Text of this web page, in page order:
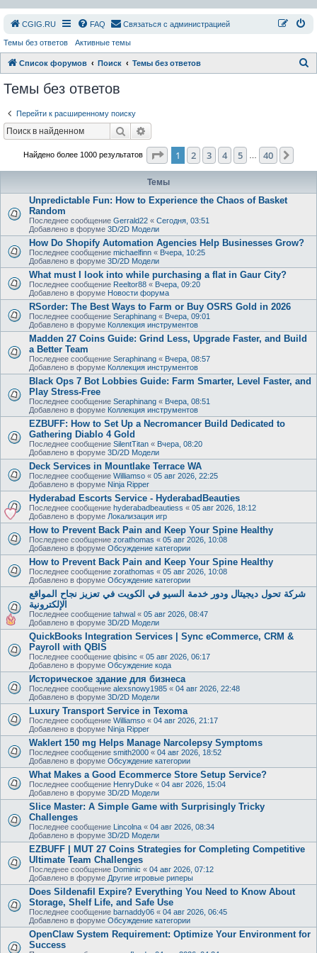
СGIG.RU FAQ Связаться с администрацией
Темы без ответов Активные темы
Список форумов Поиск Темы без ответов
Темы без ответов
Перейти к расширенному поиску
Поиск
Найдено более 1000 результатов Страница из 40
1 2 3 4 5 40
Темы
Unpredictable Fun: How to Experience the Chaos of Basket
Random
Последнее сообщение Gerrald22 « Сегодня, 03:51
Добавлено в форуме 3D/2D Модели
How Do Shopify Automation Agencies Help Businesses Grow?
Последнее сообщение michaelfinn « Вчера, 10:25
Добавлено в форуме 3D/2D Модели
What must I look into while purchasing a flat in Gaur City?
Последнее сообщение Reeltor88 « Вчера, 09:20
Добавлено в форуме Новости форума
RSorder: The Best Ways to Farm or Buy OSRS Gold in 2026
Последнее сообщение Seraphinang « Вчера, 09:01
Добавлено в форуме Коллекция инструментов
Madden 27 Coins Guide: Grind Less, Upgrade Faster, and Build
a Better Team
Последнее сообщение Seraphinang « Вчера, 08:57
Добавлено в форуме Коллекция инструментов
Black Ops 7 Bot Lobbies Guide: Farm Smarter, Level Faster, and
Play Stress-Free
Последнее сообщение Seraphinang « Вчера, 08:51
Добавлено в форуме Коллекция инструментов
EZBUFF: How to Set Up a Necromancer Build Dedicated to
Gathering Diablo 4 Gold
Последнее сообщение SilentTitan « Вчера, 08:20
Добавлено в форуме 3D/2D Модели
Deck Services in Mountlake Terrace WA
Последнее сообщение Williamso « 05 авг 2026, 22:25
Добавлено в форуме Ninja Ripper
Hyderabad Escorts Service - HyderabadBeauties
Последнее сообщение hyderabadbeautiess « 05 авг 2026, 18:12
Добавлено в форуме Локализация игр
How to Prevent Back Pain and Keep Your Spine Healthy
Последнее сообщение zorathomas « 05 авг 2026, 10:08
Добавлено в форуме Обсуждение категории
How to Prevent Back Pain and Keep Your Spine Healthy
Последнее сообщение zorathomas « 05 авг 2026, 10:08
Добавлено в форуме Обсуждение категории
شركة تحول ديجيتال ودور خدمة السيو في الكويت في تعزيز نجاح المواقع
الإلكترونية
Последнее сообщение tahwal « 05 авг 2026, 08:47
Добавлено в форуме 3D/2D Модели
QuickBooks Integration Services | Sync eCommerce, CRM &
Payroll with QBIS
Последнее сообщение qbisinc « 05 авг 2026, 06:17
Добавлено в форуме Обсуждение кода
Историческое здание для бизнеса
Последнее сообщение alexsnowy1985 « 04 авг 2026, 22:48
Добавлено в форуме 3D/2D Модели
Luxury Transport Service in Texoma
Последнее сообщение Williamso « 04 авг 2026, 21:17
Добавлено в форуме Ninja Ripper
Waklert 150 mg Helps Manage Narcolepsy Symptoms
Последнее сообщение smith2000 « 04 авг 2026, 18:52
Добавлено в форуме Обсуждение категории
What Makes a Good Ecommerce Store Setup Service?
Последнее сообщение HenryDuke « 04 авг 2026, 15:04
Добавлено в форуме 3D/2D Модели
Slice Master: A Simple Game with Surprisingly Tricky
Challenges
Последнее сообщение Lincolna « 04 авг 2026, 08:34
Добавлено в форуме 3D/2D Модели
EZBUFF | MUT 27 Coins Strategies for Completing Competitive
Ultimate Team Challenges
Последнее сообщение Dominic « 04 авг 2026, 07:12
Добавлено в форуме Другие игровые риперы
Does Sildenafil Expire? Everything You Need to Know About
Storage, Shelf Life, and Safe Use
Последнее сообщение barnaddy06 « 04 авг 2026, 06:45
Добавлено в форуме Обсуждение категории
OpenClaw System Requirement: Optimize Your Environment for
Success